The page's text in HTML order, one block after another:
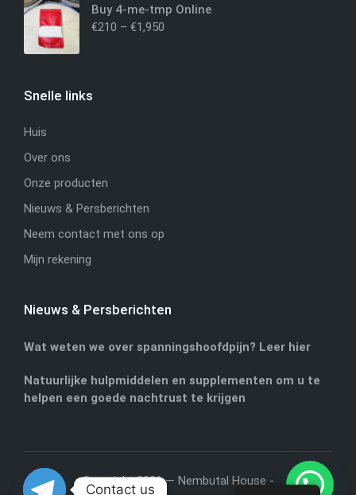
Buy 4-me-tmp Online
€210 – €1,950
Snelle links
Huis
Over ons
Onze producten
Nieuws & Persberichten
Neem contact met ons op
Mijn rekening
Nieuws & Persberichten
Wat weten we over spanningshoofdpijn? Leer hier
Natuurlijke hulpmiddelen en supplementen om u te
helpen een goede nachtrust te krijgen
Copyright 2026 — Nembutal House -
Contact us